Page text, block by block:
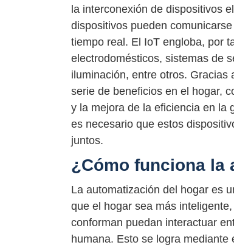
la interconexión de dispositivos
dispositivos pueden
tiempo real. El IoT engloba, por
electrodomésticos, sistemas de
iluminación, entre otros.
serie de beneficios en el hogar,
y la mejora de la eficiencia en la
es necesario que estos
juntos.
¿Cómo funciona la
La automatización del hogar es
que el hogar sea más
conforman puedan interactuar
humana. Esto se logra